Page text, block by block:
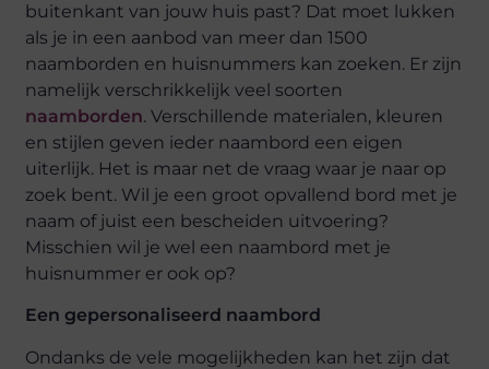
buitenkant van jouw huis past? Dat moet lukken
als je in een aanbod van meer dan 1500
naamborden en huisnummers kan zoeken. Er zijn
namelijk verschrikkelijk veel soorten
naamborden. Verschillende materialen, kleuren
en stijlen geven ieder naambord een eigen
uiterlijk. Het is maar net de vraag waar je naar op
zoek bent. Wil je een groot opvallend bord met je
naam of juist een bescheiden uitvoering?
Misschien wil je wel een naambord met je
huisnummer er ook op?
Een gepersonaliseerd naambord
Ondanks de vele mogelijkheden kan het zijn dat